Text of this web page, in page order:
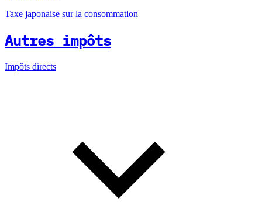
Taxe japonaise sur la consommation
Autres impôts
Impôts directs